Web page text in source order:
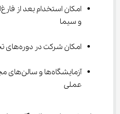
و سیما
امکان شرکت در دوره‌های تخصصی
عملی